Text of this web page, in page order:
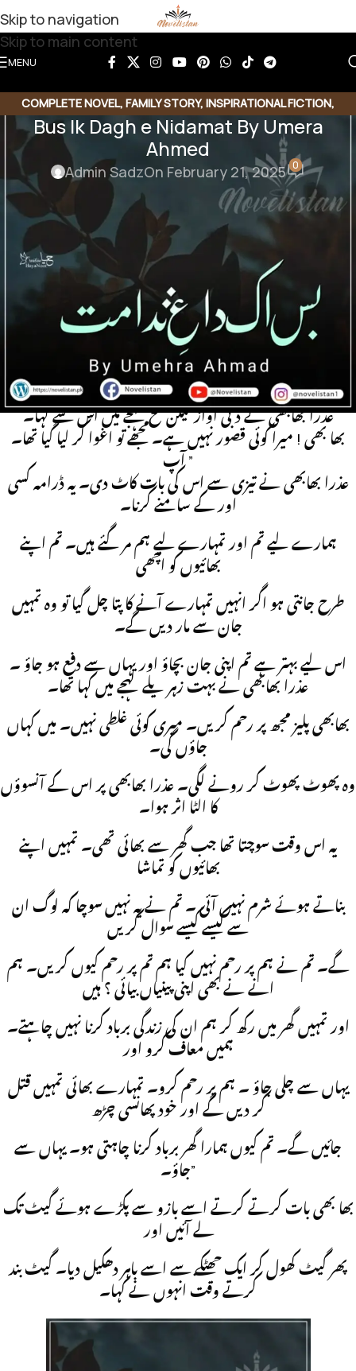
Skip to navigation
Skip to main content
MENU
COMPLETE NOVEL, FAMILY STORY, INSPIRATIONAL FICTION,
MOTIVATIONAL BASE
Bus Ik Dagh e Nidamat By Umera
Ahmed
Admin SadzOn February 21, 2025 0
Bus Ik Dagh e Nidamat Novel By
Umera Ahmed
GENRE: Society Issues Base | Complete Digest
Novel
بھا بھی ! وہ صرف یہی کہہ سکی۔
یہاں سے چلی جاؤ جہاں تین دن گزارے ہیں وہاں باقی زندگی بھی
گزار سکتی ہو۔
عذرا بھابھی نے دبی آواز لیکن تلخ لہجے میں اس سے کہا۔
بھا بھی ! میرا کوئی قصور نہیں ہے۔ مجھے تو اغوا کر لیا گیا تھا۔
آپ ”
عذرا بھابھی نے تیزی سے اس کی بات کاٹ دی۔ یہ ڈرامہ کسی
اور کے سامنے کرنا۔
ہمارے لیے تم اور تمہارے لیے ہم مر گئے ہیں۔ تم اپنے
بھائیوں کو اچھی
طرح جانتی ہو اگر انہیں تمہارے آنے کا پتا چل گیا تو وہ تمہیں
جان سے مار دیں گے۔
اس لیے بہتر ہے تم اپنی جان بچاؤ اور یہاں سے دفع ہو جاؤ ۔
عذرا بھابھی نے بہت زہر یلے لہجے میں کہا تھا۔
بھابھی پلیز مجھ پر رحم کریں۔ میری کوئی غلطی نہیں۔ میں کہاں
جاؤں گی۔
وہ پھوٹ پھوٹ کر رونے لگی۔ عذرا بھابھی پر اس کے آنسوؤں
کا الٹا اثر ہوا۔
یہ اس وقت سوچتا تھا جب گھر سے بھائی تھی۔ تمہیں اپنے
بھائیوں کو تماشا
بناتے ہوئے شرم نہیں آئی ۔ تم نے یہ نہیں سوچا کہ لوگ ان
سے کیسے کیسے سوال کریں
گے۔ تم نے ہم پر رحم نہیں کیا ہم تم پر رحم کیوں کریں۔ ہم
انے نے بھی اپنی پینیاں بیائی ؟ ہیں
اور تمہیں گھر میں رکھ کر ہم ان کی زندگی برباد کرنا نہیں چاہتے۔
ہمیں معاف کرو اور
یہاں سے چلی جاؤ ۔ ہم پر رحم کرو۔ تمہارے بھائی تمہیں قتل
کر دیں گے اور خود پھانسی چڑھ
جائیں گے۔ تم کیوں ہمارا گھر برباد کرنا چاہتی ہو۔ یہاں سے
جاؤ۔”
بھا بھی بات کرتے کرتے اسے بازو سے پکڑے ہوئے گیٹ تک
لے آئیں اور
پھر گیٹ کھول کر ایک جھٹکے سے اسے باہر دھکیل دیا۔ گیٹ بند
کرتے وقت انہوں نے کہا۔